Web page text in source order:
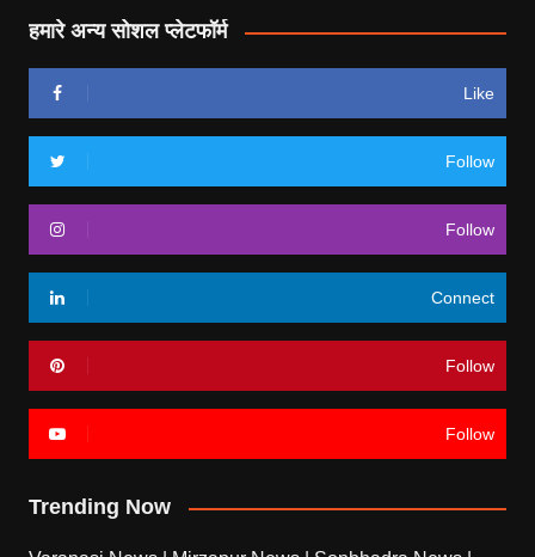
हमारे अन्य सोशल प्लेटफॉर्म
Like
Follow
Follow
Connect
Follow
Follow
Trending Now